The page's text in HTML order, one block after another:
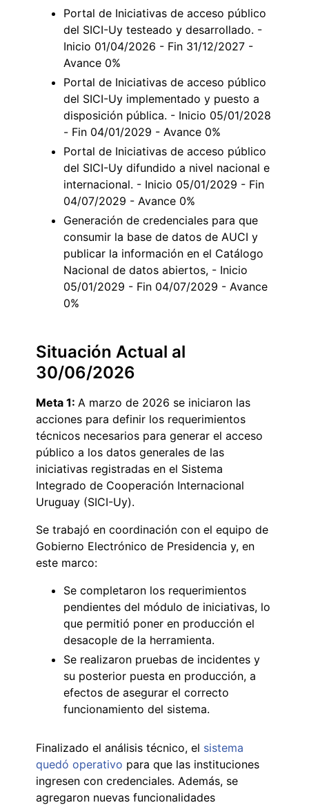
Portal de Iniciativas de acceso público
del SICI-Uy testeado y desarrollado. -
Inicio 01/04/2026 - Fin 31/12/2027 -
Avance 0%
Portal de Iniciativas de acceso público
del SICI-Uy implementado y puesto a
disposición pública. - Inicio 05/01/2028
- Fin 04/01/2029 - Avance 0%
Portal de Iniciativas de acceso público
del SICI-Uy difundido a nivel nacional e
internacional. - Inicio 05/01/2029 - Fin
04/07/2029 - Avance 0%
Generación de credenciales para que
consumir la base de datos de AUCI y
publicar la información en el Catálogo
Nacional de datos abiertos, - Inicio
05/01/2029 - Fin 04/07/2029 - Avance
0%
Situación Actual al
30/06/2026
Meta 1: A marzo de 2026 se iniciaron las
acciones para definir los requerimientos
técnicos necesarios para generar el acceso
público a los datos generales de las
iniciativas registradas en el Sistema
Integrado de Cooperación Internacional
Uruguay (SICI-Uy).
Se trabajó en coordinación con el equipo de
Gobierno Electrónico de Presidencia y, en
este marco:
Se completaron los requerimientos
pendientes del módulo de iniciativas, lo
que permitió poner en producción el
desacople de la herramienta.
Se realizaron pruebas de incidentes y
su posterior puesta en producción, a
efectos de asegurar el correcto
funcionamiento del sistema.
Finalizado el análisis técnico, el sistema
quedó operativo para que las instituciones
ingresen con credenciales. Además, se
agregaron nuevas funcionalidades